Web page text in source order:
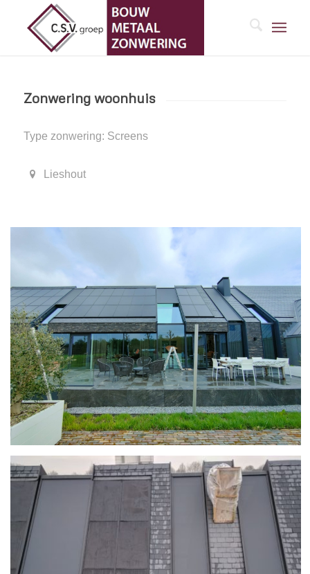
Zonwering woonhuis
Type zonwering: Screens
Lieshout